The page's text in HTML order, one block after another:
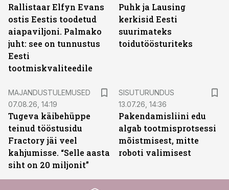
Rallistaar Elfyn Evans
ostis Eestis toodetud
aiapaviljoni. Palmako
juht: see on tunnustus
Eesti
tootmiskvaliteedile
Puhk ja Lausing
kerkisid Eesti
suurimateks
toidutöösturiteks
MAJANDUSTULEMUSED
07.08.26, 14:19
Tugeva käibehüppe
teinud tööstusidu
Fractory jäi veel
kahjumisse. “Selle aasta
siht on 20 miljonit”
SISUTURUNDUS
13.07.26, 14:36
Pakendamisliini edu
algab tootmisprotsessi
mõistmisest, mitte
roboti valimisest